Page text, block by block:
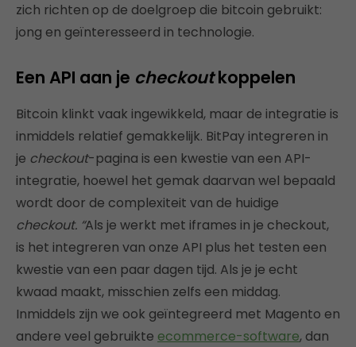
zich richten op de doelgroep die bitcoin gebruikt:
jong en geïnteresseerd in technologie.
Een API aan je checkoutkoppelen
Bitcoin klinkt vaak ingewikkeld, maar de integratie is
inmiddels relatief gemakkelijk. BitPay integreren in
je checkout-pagina is een kwestie van een API-
integratie, hoewel het gemak daarvan wel bepaald
wordt door de complexiteit van de huidige
checkout. “Als je werkt met iframes in je checkout,
is het integreren van onze API plus het testen een
kwestie van een paar dagen tijd. Als je je echt
kwaad maakt, misschien zelfs een middag.
Inmiddels zijn we ook geïntegreerd met Magento en
andere veel gebruikte ecommerce-software, dan